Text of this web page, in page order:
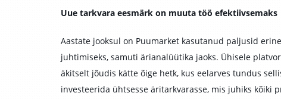
Uue tarkvara eesmärk on muuta töö efektiivsemaks
Aastate jooksul on Puumarket kasutanud paljusid
juhtimiseks, samuti ärianalüütika jaoks. Ühisele
äkitselt jõudis kätte õige hetk, kus eelarves tundus
investeerida ühtsesse äritarkvarasse, mis juhiks kõiki